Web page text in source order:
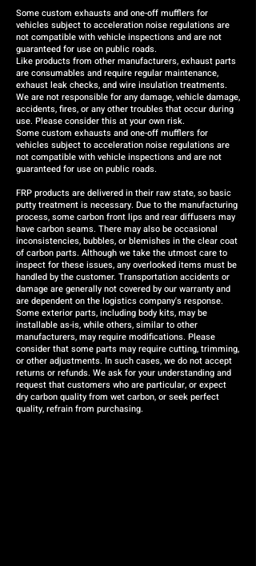
providing a replacement or a
refund (the refund amount will
be case-by-case).
Some custom exhausts and one-off mufflers for
vehicles subject to acceleration noise regulations are
not compatible with vehicle inspections and are not
guaranteed for use on public roads.
Like products from other manufacturers, exhaust parts
are consumables and require regular maintenance,
exhaust leak checks, and wire insulation treatments.
We are not responsible for any damage, vehicle damage,
accidents, fires, or any other troubles that occur during
use. Please consider this at your own risk.
Some custom exhausts and one-off mufflers for
vehicles subject to acceleration noise regulations are
not compatible with vehicle inspections and are not
guaranteed for use on public roads.
FRP products are delivered in their raw state, so basic
putty treatment is necessary. Due to the manufacturing
process, some carbon front lips and rear diffusers may
have carbon seams. There may also be occasional
inconsistencies, bubbles, or blemishes in the clear coat
of carbon parts. Although we take the utmost care to
inspect for these issues, any overlooked items must be
handled by the customer. Transportation accidents or
damage are generally not covered by our warranty and
are dependent on the logistics company's response.
Some exterior parts, including body kits, may be
installable as-is, while others, similar to other
manufacturers, may require modifications. Please
consider that some parts may require cutting, trimming,
or other adjustments. In such cases, we do not accept
returns or refunds. We ask for your understanding and
request that customers who are particular, or expect
dry carbon quality from wet carbon, or seek perfect
quality, refrain from purchasing.